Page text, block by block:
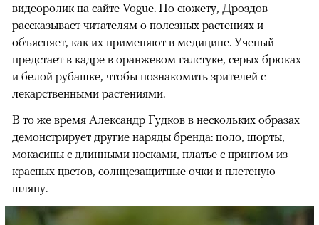
видеоролик на сайте Vogue. По сюжету, Дроздов
рассказывает читателям о полезных растениях и
объясняет, как их применяют в медицине. Ученый
предстает в кадре в оранжевом галстуке, серых брюках
и белой рубашке, чтобы познакомить зрителей с
лекарственными растениями.
В то же время Александр Гудков в нескольких образах
демонстрирует другие наряды бренда: поло, шорты,
мокасины с длинными носками, платье с принтом из
красных цветов, солнцезащитные очки и плетеную
шляпу.